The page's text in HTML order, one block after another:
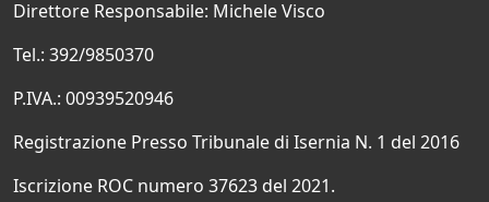
Direttore Responsabile: Michele Visco
Tel.: 392/9850370
P.IVA.: 00939520946
Registrazione Presso Tribunale di Isernia N. 1 del 2016
Iscrizione ROC numero 37623 del 2021.